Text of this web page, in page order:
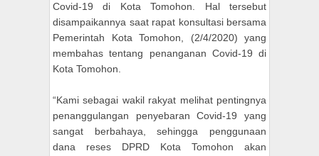
Covid-19 di Kota Tomohon. Hal tersebut
disampaikannya saat rapat konsultasi bersama
Pemerintah Kota Tomohon, (2/4/2020) yang
membahas tentang penanganan Covid-19 di
Kota Tomohon.
“Kami sebagai wakil rakyat melihat pentingnya
penanggulangan penyebaran Covid-19 yang
sangat berbahaya, sehingga penggunaan
dana reses DPRD Kota Tomohon akan